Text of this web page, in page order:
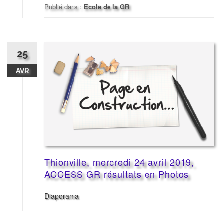
Publié dans : Ecole de la GR
25
AVR
Thionville, mercredi 24 avril 2019,
ACCESS GR résultats en Photos
Diaporama